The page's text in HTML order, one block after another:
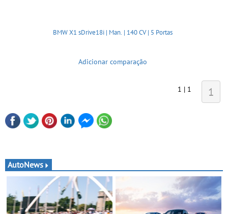
BMW X1 sDrive18i | Man. | 140 CV | 5 Portas
Adicionar comparação
1 | 1 1
AutoNews